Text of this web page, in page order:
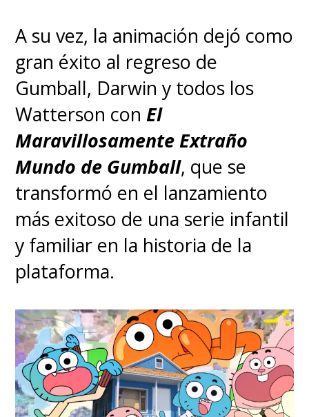
A su vez, la animación dejó como
gran éxito al regreso de
Gumball, Darwin y todos los
Watterson conEl
Maravillosamente Extraño
Mundo de Gumball, que se
transformó en el lanzamiento
más exitoso de una serie infantil
y familiar en la historia de la
plataforma.